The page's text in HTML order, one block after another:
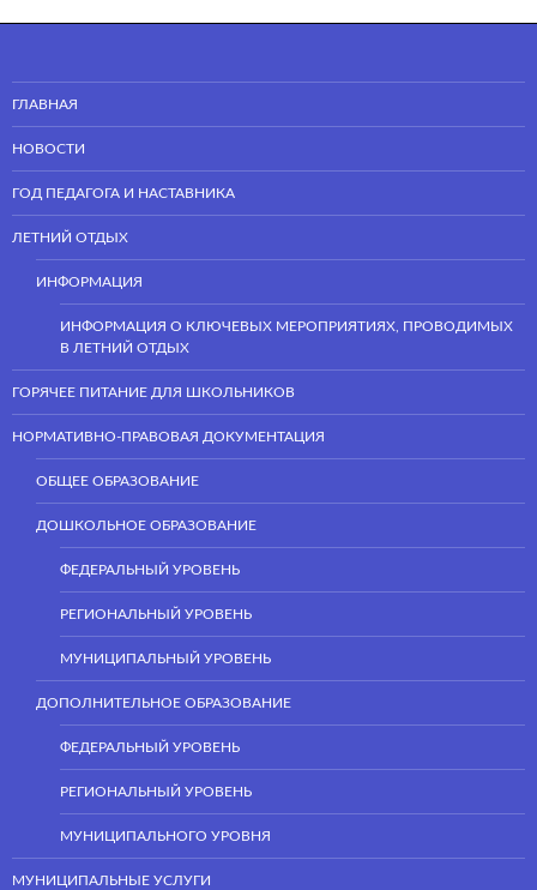
ГЛАВНАЯ
НОВОСТИ
ГОД ПЕДАГОГА И НАСТАВНИКА
ЛЕТНИЙ ОТДЫХ
ИНФОРМАЦИЯ
ИНФОРМАЦИЯ О КЛЮЧЕВЫХ МЕРОПРИЯТИЯХ, ПРОВОДИМЫХ
В ЛЕТНИЙ ОТДЫХ
ГОРЯЧЕЕ ПИТАНИЕ ДЛЯ ШКОЛЬНИКОВ
НОРМАТИВНО-ПРАВОВАЯ ДОКУМЕНТАЦИЯ
ОБЩЕЕ ОБРАЗОВАНИЕ
ДОШКОЛЬНОЕ ОБРАЗОВАНИЕ
ФЕДЕРАЛЬНЫЙ УРОВЕНЬ
РЕГИОНАЛЬНЫЙ УРОВЕНЬ
МУНИЦИПАЛЬНЫЙ УРОВЕНЬ
ДОПОЛНИТЕЛЬНОЕ ОБРАЗОВАНИЕ
ФЕДЕРАЛЬНЫЙ УРОВЕНЬ
РЕГИОНАЛЬНЫЙ УРОВЕНЬ
МУНИЦИПАЛЬНОГО УРОВНЯ
МУНИЦИПАЛЬНЫЕ УСЛУГИ